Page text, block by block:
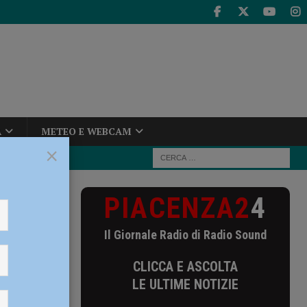
METEO E WEBCAM
in via
PIACENZA24
Il Giornale Radio di Radio Sound
CLICCA E ASCOLTA
LE ULTIME NOTIZIE
×